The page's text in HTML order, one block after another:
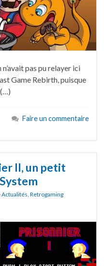
pas pu relayer ici
Game Rebirth, puisque
Faire un commentaire
II, un petit
Actualités, Retrogaming